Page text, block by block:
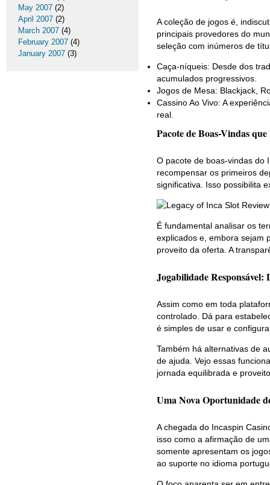
A coleção de jogos é,
principais provedores do
seleção com inúmeros de
Caça-níqueis: Desde dos
acumulados progressivos.
Jogos de Mesa: Blackjack,
Cassino Ao Vivo: A
real.
Pacote de Boas-Vindas
O pacote de boas-vindas do
recompensar os primeiros
significativa. Isso possibilita
É fundamental analisar os
explicados e, embora sejam
proveito da oferta. A
Jogabilidade Responsável:
Assim como em toda
controlado. Dá para
é simples de usar e
Também há alternativas de
de ajuda. Vejo essas
jornada equilibrada e
Uma Nova Oportunidade
A chegada do Incaspin
isso como a afirmação de
somente apresentam os
ao suporte no idioma
May 2007 (2)
April 2007 (2)
March 2007 (4)
February 2007 (4)
January 2007 (3)